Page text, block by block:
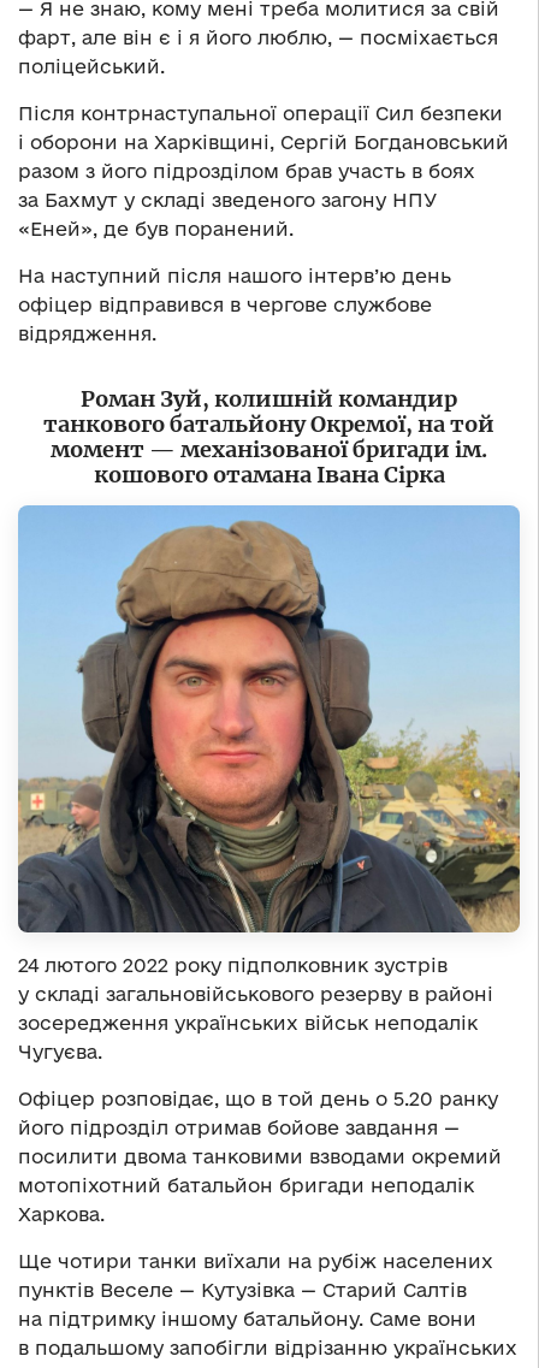
— Я не знаю, кому мені треба молитися за свій
фарт, але він є і я його люблю, — посміхається
поліцейський.
Після контрнаступальної операції Сил безпеки
і оборони на Харківщині, Сергій Богдановський
разом з його підрозділом брав участь в боях
за Бахмут у складі зведеного загону НПУ
«Еней», де був поранений.
На наступний після нашого інтерв’ю день
офіцер відправився в чергове службове
відрядження.
Роман Зуй, колишній командир
танкового батальйону Окремої, на той
момент — механізованої бригади ім.
кошового отамана Івана Сірка
24 лютого 2022 року підполковник зустрів
у складі загальновійськового резерву в районі
зосередження українських військ неподалік
Чугуєва.
Офіцер розповідає, що в той день о 5.20 ранку
його підрозділ отримав бойове завдання —
посилити двома танковими взводами окремий
мотопіхотний батальйон бригади неподалік
Харкова.
Ще чотири танки виїхали на рубіж населених
пунктів Веселе — Кутузівка — Старий Салтів
на підтримку іншому батальйону. Саме вони
в подальшому запобігли відрізанню українських